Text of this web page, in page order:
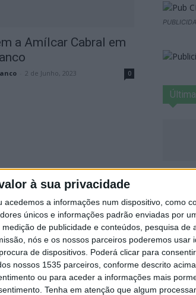
à sua privacidade
acedemos a informações num dispositivo, como
únicos e informações padrão enviadas por
de publicidade e conteúdos, pesquisa de
nós e os nossos parceiros poderemos usar
de dispositivos. Poderá clicar para
nossos 1535 parceiros, conforme descrito
ou para aceder a informações mais
Tenha em atenção que algum
a Amílcar Cabral em
2 de Junho, 2023 0
6 de